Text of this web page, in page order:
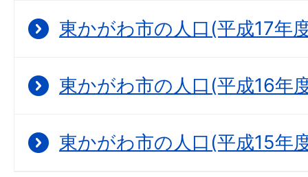
東かがわ市の人口(平成17年
東かがわ市の人口(平成16年
東かがわ市の人口(平成15年